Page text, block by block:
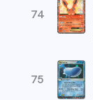
74
75